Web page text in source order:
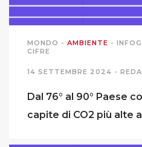
AUTORI
MONDO - AMBIENTE -
CIFRE
14 SETTEMBRE 2024 -
Dal 76° al 90° Paese
capite di CO2 più alte